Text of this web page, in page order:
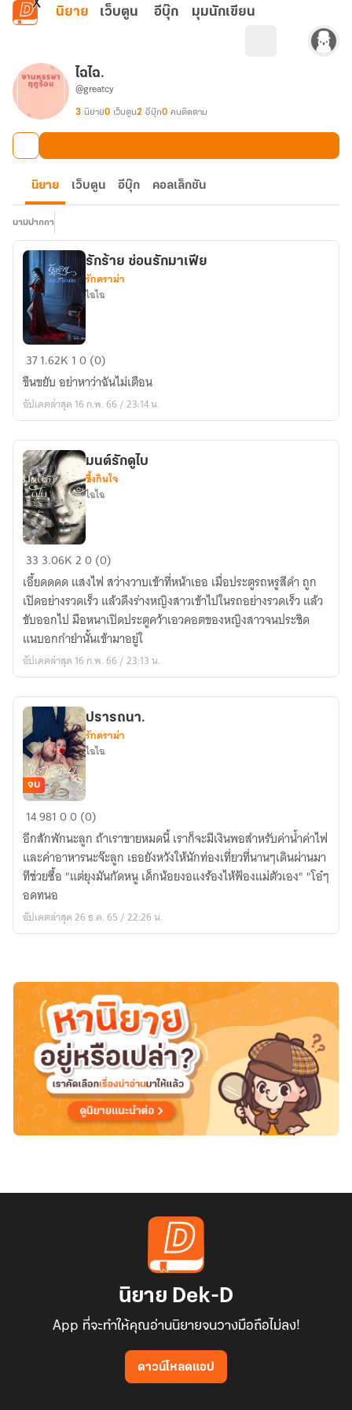
ข้ามไปยังเนื้อหาหลัก
นิยาย เว็บตูน อีบุ๊ก มุมนักเขียน
ไฉไฉ.
@greatcy
3 นิยาย0 เว็บตูน2 อีบุ๊ก0 คนติดตาม
นิยาย เว็บตูน อีบุ๊ก คอลเล็กชัน
นามปากกา
รัก
ร้าย
ซ่อน
รัก
รักร้าย ซ่อนรักมาเฟีย
รักดราม่า
ไฉไฉ
371.62K 10 (0)
ขืนขยับ อย่าหาว่าฉันไม่เตือน
อัปเดตล่าสุด 16 ก.พ. 66 / 23:14 น.
มนต์
รัก
ดูไบ
มนต์รักดูไบ
ซึ้งกินใจ
ไฉไฉ
33 3.06K20 (0)
เอี้ยดดดด แสงไฟ สว่างวาบเข้าที่หน้าเธอ เมื่อประตูรถหรูสีดำ ถูก
เปิดอย่างรวดเร็ว แล้วดึงร่างหญิงสาวเข้าไปในรถอย่างรวดเร็ว แล้ว
ขับออกไป มือหนาเปิดประตูคว้าเอวคอตของหญิงสาวจนประชิด
แนบอกกำยำนั้นเข้ามาอยู่ใ
อัปเดตล่าสุด 16 ก.พ. 66 / 23:13 น.
ปรารถนา.
จบ
ปรารถนา.
รักดราม่า
ไฉไฉ
1498100 (0)
อีกสักพักนะลูก ถ้าเราขายหมดนี้ เราก็จะมีเงินพอสำหรับค่าน้ำค่าไฟ
และค่าอาหารนะจ๊ะลูก เธอยังหวังให้นักท่องเที่ยวที่นานๆเดินผ่านมา
ทีช่วยซื้อ "แต่ยุงมันกัดหนู เด็กน้อยงอแงร้องไห้ฟ้องแม่ตัวเอง" "โอ๋ๆ
อดทนอ
อัปเดตล่าสุด 26 ธ.ค. 65 / 22:26 น.
นิยาย Dek-D
App ที่จะทำให้คุณอ่านนิยายจนวางมือถือไม่ลง!
ดาวน์โหลดแอป